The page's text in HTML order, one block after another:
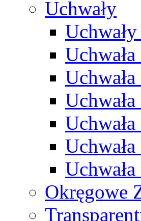
Uchwały
Okręgowe